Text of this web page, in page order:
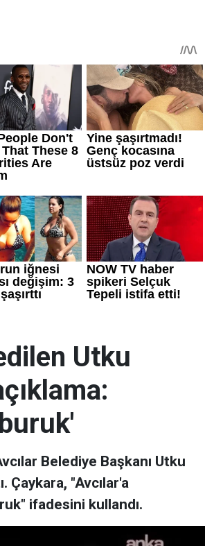
Utku
Belediye Başkanı Utku
Çaykara, "Avcılar'a
ifadesini kullandı.